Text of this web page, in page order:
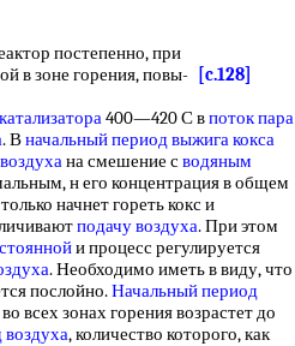
постепенно, при
в зоне горения, повы-
[c.128]
400—420 С впоток пара
. Вначальный период выжига кокса
на смешение сводяным
н его концентрация в общем
начнет гореть кокс и
подачу воздуха. При этом
и процесс регулируется
. Необходимо иметь в виду, что
послойно.Начальный период
всех зонах горения возрастет до
воздуха, количество которого, как